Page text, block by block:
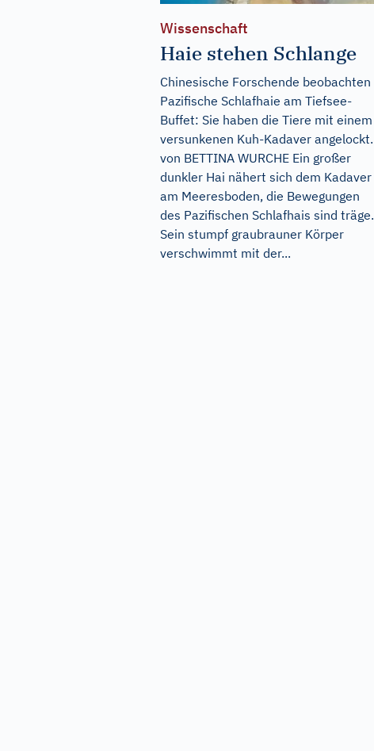
Wissenschaft
Haie stehen Schlange
Chinesische Forschende beobachten
Pazifische Schlafhaie am Tiefsee-
Buffet: Sie haben die Tiere mit einem
versunkenen Kuh-Kadaver angelockt.
von BETTINA WURCHE Ein großer
dunkler Hai nähert sich dem Kadaver
am Meeresboden, die Bewegungen
des Pazifischen Schlafhais sind träge.
Sein stumpf graubrauner Körper
verschwimmt mit der...